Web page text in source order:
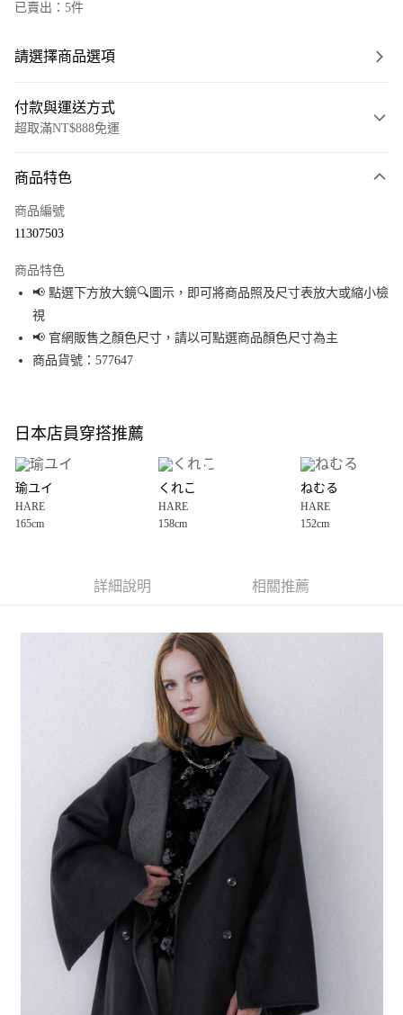
已賣出：5件
請選擇商品選項
付款與運送方式
超取滿NT$888免運
信用卡一次付款
Apple Pay
街口支付
悠遊付
全盈+PAY
大哥付你分期
【大哥付你分期使用說明】
1.本服務由台灣大哥大提供，台灣大哥大用戶可立即使用無須另外申請。
2.付款方式選擇「大哥付你分期」，訂單成立後會自動跳轉到大哥付的交易
3.實際核准額度、可分期數及費用金額請依後續交易確認頁面所載為準。
4.訂單成立30分鐘內，如未前往確認交易或遇審核未通過，訂單將自動取
1.分期款項不併入電信帳單，「大哥付你分期」於每月結算日後寄送繳費提
2.透過簡訊連結打開帳單後，可選擇「超商條碼／台灣大直營門市／銀行轉
帳／街口支付／iPASS MONEY」等通路繳費。
1.本服務係由「台灣大哥大股份有限公司」（以下簡稱本公司）所提供，讓
用戶於交易時，得透過本服務購買商品或服務，並由商店將買賣／分期付款
買賣價金債權讓與本公司後，依約使用本公司帳單繳交帳款。
2.基於同意付款使用「大哥付你分期」之契約關係目的，商店將以您的個人
資料（包含姓名、電話或地址）提供予台灣大哥大進項蒐集、處理及利用，
由本公司與您本人進行分期帳單所需資料之確認、核對及更正。
3.完整用戶服務條款，請詳閱以下連結：https://oppay.tw/userRule
AFTEE先享後付
３．安心：先確認商品／服務後，再付款。
【「AFTEE先享後付」結帳流程】
１．於結帳方式選擇「AFTEE先享後付」後，將跳轉至「AFTEE先享後付」
結帳頁面，進行簡訊認證並確認金額後，即可完成結帳。
２．訂單成立數日內，您將收到繳費通知簡訊。
３．收到繳費通知簡訊後14天內，點擊此簡訊中的連結，可透過四大超商／
ATM／網路銀行／等多元方式進行付款，方視為交易完成。
※ 請注意：結帳手續完成當下不需立刻繳費，但若您需要取消訂單，請聯絡
購買商品的店家。未經商家同意取消之訂單仍視為有效，需透過AFTEE先享
後付繳納相關費用。
※ 交易是否成功請以「AFTEE先享後付 」之結帳頁面顯示為準，若有關於
是否繳費成功／繳費後需取消欲退款等相關疑問，請聯繫「AFTEE先享後付
客戶支援中心」
https://netprotections.freshdesk.com/support/home
【注意事項】
１．透過由恩沛科技股份有限公司提供之「AFTEE先享後付」服務完成之交
易，需依本服務之必要範圍內提供個人資料，並將交易相關給付款項請求債
權轉讓予恩沛科技股份有限公司。
２．關於個人資料處理事宜，請瀏覽以下網址：
https://aftee.tw/terms/#terms3
３．未成年的使用者請事先徵得法定代理人或監護人之同意方可使用
「AFTEE先享後付」，若未經同意申辦者引起之損失，本公司不負相關責
４．使用「AFTEE先享後付」時，將依據個別帳號之用戶狀況，依本公司即
每筆NT$80，滿NT$888(含以上)免運費
每筆NT$80，滿NT$888(含以上)免運費
每筆NT$80，滿NT$1,500(含以上)免運費
付款後 7-11取貨
每筆NT$80，滿NT$1,500(含以上)免運費
每筆NT$80，滿NT$1,500(含以上)免運費
商品特色
商品編號
11307503
商品特色
📢 點選下方放大鏡🔍圖示，即可將商品照及尺寸表放大或縮小檢
視
📢 官網販售之顏色尺寸，請以可點選商品顏色尺寸為主
商品貨號：577647
日本店員穿搭推薦
瑜ユイ
HARE
165cm
くれこ
HARE
158cm
ねむる
HARE
152cm
詳細說明 相關推薦